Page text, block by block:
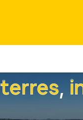
terres,